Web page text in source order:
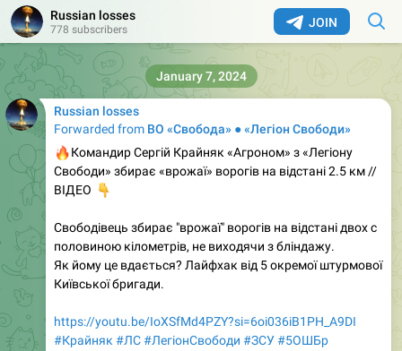
JOIN
Russian losses
778 subscribers
Russian losses
Forwarded from ВО «Свобода» ● «Легіон Свободи»
Командир Сергій Крайняк «Агроном» з «Легіону
Свободи» збирає «врожаї» ворогів на відстані 2.5 км //
ВІДЕО
Свободівець збирає "врожаї" ворогів на відстані двох с
половиною кілометрів, не виходячи з бліндажу.
Як йому це вдається? Лайфхак від 5 окремої штурмової
Київської бригади.
https://youtu.be/IoXSfMd4PZY?si=6oi036iB1PH_A9DI
#Крайняк #ЛС#ЛегіонСвободи #ЗСУ#5ОШБр
January 7, 2024